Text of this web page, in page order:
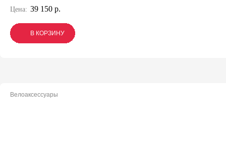
Цена: 39 150 р.
В КОРЗИНУ
В КОРЗИНУ
В КОРЗИНУ
Велоаксессуары